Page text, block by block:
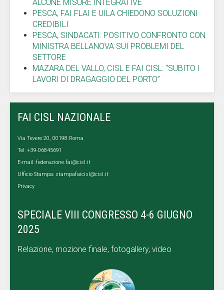
ALCUNE MISURE INTEGRATIVE
PESCA, FAI FLAI E UILA CHIEDONO SOLUZIONI
CREDIBILI
PESCA, SINDACATI: POSITIVO CONFRONTO CON
MINISTRA BELLANOVA SUI PROBLEMI DEL
SETTORE
MAZARA DEL VALLO, CISL E FAI CISL: “SUBITO I
LAVORI DI DRAGAGGIO DEL PORTO”
FAI CISL NAZIONALE
Via Tevere 20, 00198 Roma
Tel: +39-06845691
E-mail: federazione.fai@cisl.it
Ufficio Stampa: stampafaicisl@cisl.it
Privacy
SPECIALE VIII CONGRESSO 4-6 GIUGNO
2025
Relazione, mozione finale, fotogallery, video